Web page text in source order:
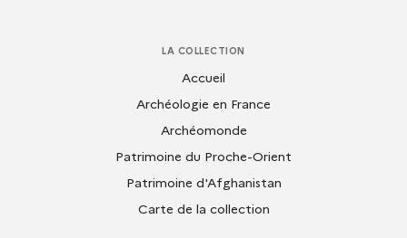
LA COLLECTION
Accueil
Archéologie en France
Archéomonde
Patrimoine du Proche-Orient
Patrimoine d'Afghanistan
Carte de la collection